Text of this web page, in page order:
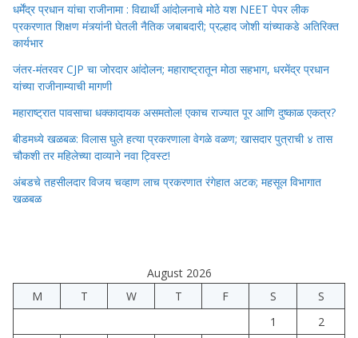
धर्मेंद्र प्रधान यांचा राजीनामा : विद्यार्थी आंदोलनाचे मोठे यश NEET पेपर लीक
प्रकरणात शिक्षण मंत्र्यांनी घेतली नैतिक जबाबदारी; प्रल्हाद जोशी यांच्याकडे अतिरिक्त
कार्यभार
जंतर-मंतरवर CJP चा जोरदार आंदोलन; महाराष्ट्रातून मोठा सहभाग, धरमेंद्र प्रधान
यांच्या राजीनाम्याची मागणी
महाराष्ट्रात पावसाचा धक्कादायक असमतोल! एकाच राज्यात पूर आणि दुष्काळ एकत्र?
बीडमध्ये खळबळ: विलास घुले हत्या प्रकरणाला वेगळे वळण; खासदार पुत्राची ४ तास
चौकशी तर महिलेच्या दाव्याने नवा ट्विस्ट!
अंबडचे तहसीलदार विजय चव्हाण लाच प्रकरणात रंगेहात अटक; महसूल विभागात
खळबळ
August 2026
M
T W T F S
S
1
2